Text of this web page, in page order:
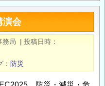
演会
務局 | 投稿日時
防災